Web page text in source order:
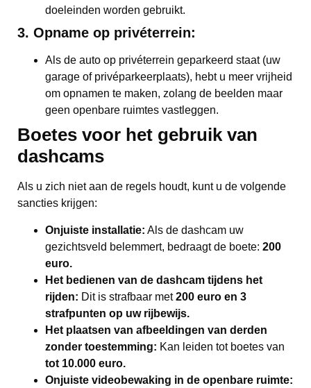
doeleinden worden gebruikt.
3. Opname op privéterrein:
Als de auto op privéterrein geparkeerd staat (uw
garage of privéparkeerplaats), hebt u meer vrijheid
om opnamen te maken, zolang de beelden maar
geen openbare ruimtes vastleggen.
Boetes voor het gebruik van
dashcams
Als u zich niet aan de regels houdt, kunt u de volgende
sancties krijgen:
Onjuiste installatie: Als de dashcam uw
gezichtsveld belemmert, bedraagt de boete: 200
euro.
Het bedienen van de dashcam tijdens het
rijden: Dit is strafbaar met200 euro en 3
strafpunten op uw rijbewijs.
Het plaatsen van afbeeldingen van derden
zonder toestemming: Kan leiden tot boetes van
tot 10.000 euro.
Onjuiste videobewaking in de openbare ruimte: